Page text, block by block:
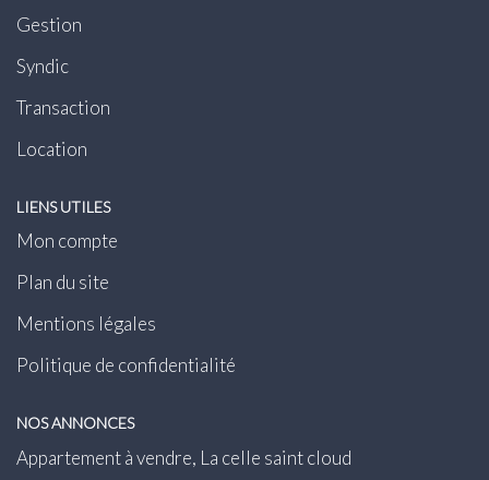
Gestion
Syndic
Transaction
Location
LIENS UTILES
Mon compte
Plan du site
Mentions légales
Politique de confidentialité
NOS ANNONCES
Appartement à vendre, La celle saint cloud